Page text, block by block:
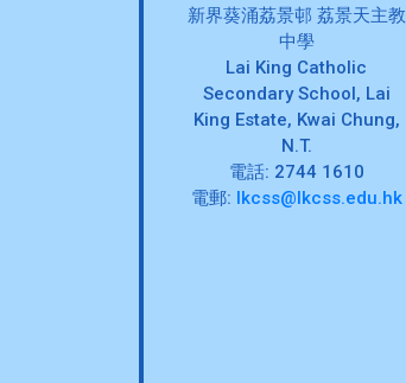
新界葵涌荔景邨 荔景天主教
中學
Lai King Catholic
Secondary School, Lai
King Estate, Kwai Chung,
N.T.
電話: 2744 1610
電郵: lkcss@lkcss.edu.hk